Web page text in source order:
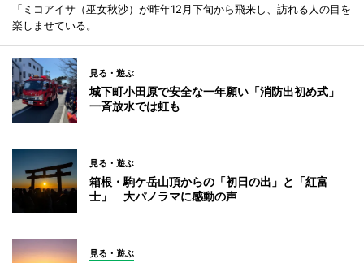
「ミコアイサ（巫女秋沙）が昨年12月下旬から飛来し、訪れる人の目を
楽しませている。
見る・遊ぶ
城下町小田原で安全な一年願い「消防出初め式」
一斉放水では虹も
見る・遊ぶ
箱根・駒ケ岳山頂からの「初日の出」と「紅富
士」 大パノラマに感動の声
見る・遊ぶ